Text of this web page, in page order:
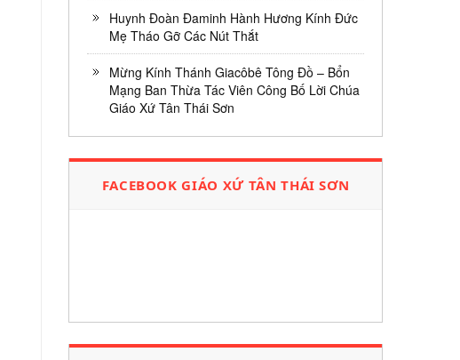
Huynh Đoàn Đaminh Hành Hương Kính Đức
Mẹ Tháo Gỡ Các Nút Thắt
Mừng Kính Thánh Giacôbê Tông Đồ – Bổn
Mạng Ban Thừa Tác Viên Công Bố Lời Chúa
Giáo Xứ Tân Thái Sơn
FACEBOOK GIÁO XỨ TÂN THÁI SƠN